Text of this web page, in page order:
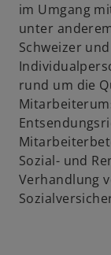
im Umgang
unter
Schweizer
rund um die
Sozial- und
Verhandlung